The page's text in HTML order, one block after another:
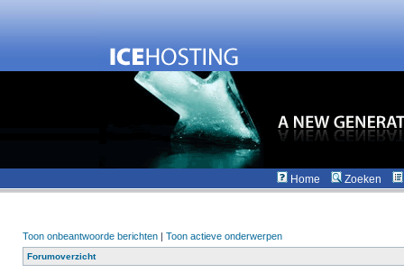
Home Zoeken
Toon onbeantwoorde berichten | Toon actieve onderwerpen
Forumoverzicht